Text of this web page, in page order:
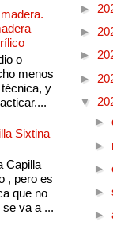
o
menos
y
Sixtina
Capilla
, pero es
que no
va a ...
►
►
►
►
▼
►
►
►
►
►